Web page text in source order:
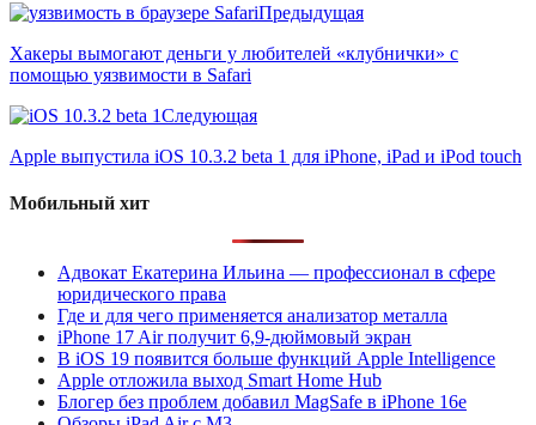
Предыдущая
Хакеры вымогают деньги у любителей «клубнички» с
помощью уязвимости в Safari
Следующая
Apple выпустила iOS 10.3.2 beta 1 для iPhone, iPad и iPod touch
Мобильный хит
Адвокат Екатерина Ильина — профессионал в сфере
юридического права
Где и для чего применяется анализатор металла
iPhone 17 Air получит 6,9-дюймовый экран
В iOS 19 появится больше функций Apple Intelligence
Apple отложила выход Smart Home Hub
Блогер без проблем добавил MagSafe в iPhone 16e